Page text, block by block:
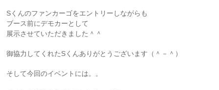
Sくんのファンカーゴをエントリーしながらも
ブース前にデモカーとして
展示させていただきました＾＾
御協力してくれたSくんありがとうございます（＾－＾）
そして今回のイベントには。。